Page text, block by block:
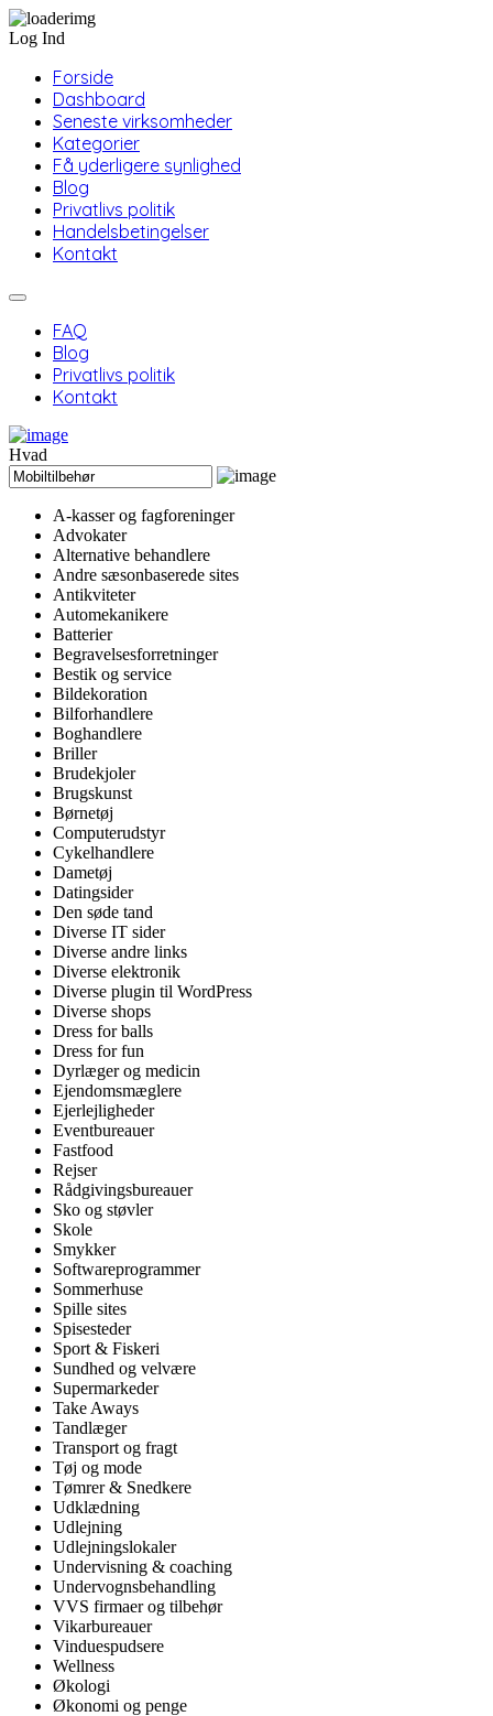
Log Ind
Forside
Dashboard
Seneste virksomheder
Kategorier
Få yderligere synlighed
Blog
Privatlivs politik
Handelsbetingelser
Kontakt
FAQ
Blog
Privatlivs politik
Kontakt
Hvad
A-kasser og fagforeninger
Advokater
Alternative behandlere
Andre sæsonbaserede sites
Antikviteter
Automekanikere
Batterier
Begravelsesforretninger
Bestik og service
Bildekoration
Bilforhandlere
Boghandlere
Briller
Brudekjoler
Brugskunst
Børnetøj
Computerudstyr
Cykelhandlere
Dametøj
Datingsider
Den søde tand
Diverse IT sider
Diverse andre links
Diverse elektronik
Diverse plugin til WordPress
Diverse shops
Dress for balls
Dress for fun
Dyrlæger og medicin
Ejendomsmæglere
Ejerlejligheder
Eventbureauer
Fastfood
Rejser
Rådgivingsbureauer
Sko og støvler
Skole
Smykker
Softwareprogrammer
Sommerhuse
Spille sites
Spisesteder
Sport & Fiskeri
Sundhed og velvære
Supermarkeder
Take Aways
Tandlæger
Transport og fragt
Tøj og mode
Tømrer & Snedkere
Udklædning
Udlejning
Udlejningslokaler
Undervisning & coaching
Undervognsbehandling
VVS firmaer og tilbehør
Vikarbureauer
Vinduespudsere
Wellness
Økologi
Økonomi og penge